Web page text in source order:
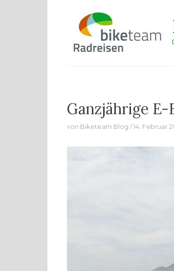
springen
Ganzjährige
von Biketeam Blog 14. Februar